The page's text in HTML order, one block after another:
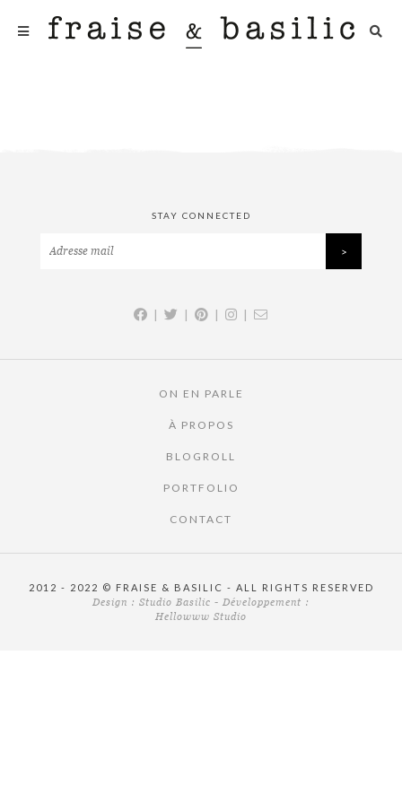
STAY CONNECTED
| | | |
ON EN PARLE
À PROPOS
BLOGROLL
PORTFOLIO
CONTACT
2012 - 2022 © FRAISE & BASILIC - ALL RIGHTS RESERVED
Design : Studio Basilic - Développement :
Hellowww Studio